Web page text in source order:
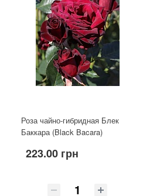
Роза чайно-гибридная Блек
Баккара (Black Bacara)
223.00 грн